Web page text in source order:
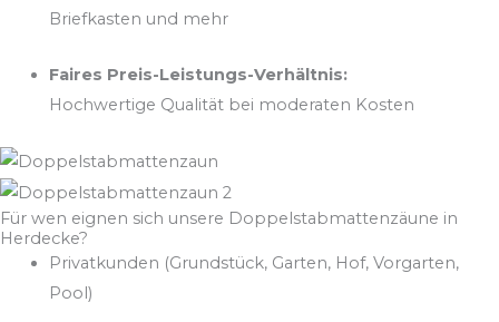
Briefkasten und mehr
Faires Preis-Leistungs-Verhältnis:
Hochwertige Qualität bei moderaten Kosten
Für wen eignen sich unsere Doppelstabmattenzäune in
Herdecke?
Privatkunden (Grundstück, Garten, Hof, Vorgarten,
Pool)